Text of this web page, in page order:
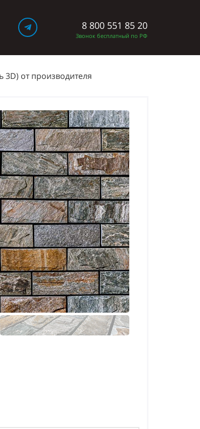
8 800 551 85 20
Звонок бесплатный по РФ
3D) от производителя